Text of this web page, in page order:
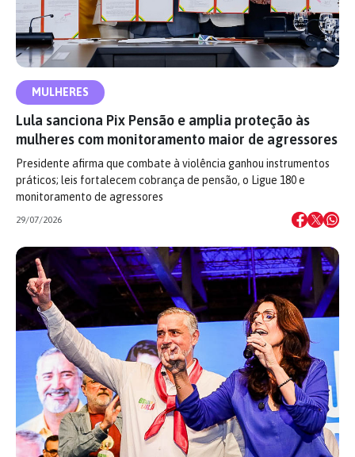
MULHERES
Lula sanciona Pix Pensão e amplia proteção às
mulheres com monitoramento maior de agressores
Presidente afirma que combate à violência ganhou instrumentos
práticos; leis fortalecem cobrança de pensão, o Ligue 180 e
monitoramento de agressores
29/07/2026